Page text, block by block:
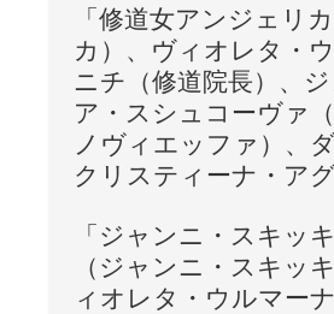
「修道女アンジェリ
カ）、ヴィオレタ・
ニチ（修道院長）、
ア・スシュコーヴァ
ノヴィエッファ）、
クリスティーナ・ア
「ジャンニ・スキッ
（ジャンニ・スキッ
ィオレタ・ウルマー